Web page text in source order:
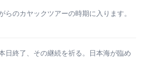
らのカヤックツアーの時期に入ります。
日終了、その継続を祈る。日本海が臨め